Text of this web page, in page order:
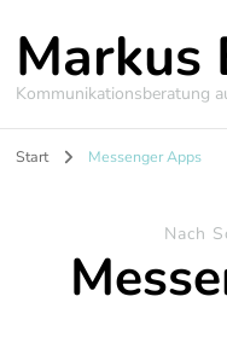
Markus
Kommunikationsberatung
Start Messenger Apps
Nach